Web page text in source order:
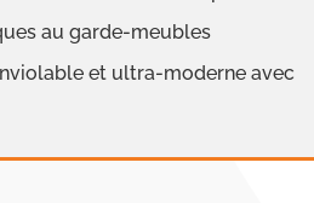
au garde-meubles
et ultra-moderne avec